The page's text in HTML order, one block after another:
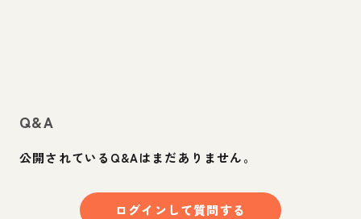
Q&A
公開されているQ&Aはまだありません。
ログインして質問する